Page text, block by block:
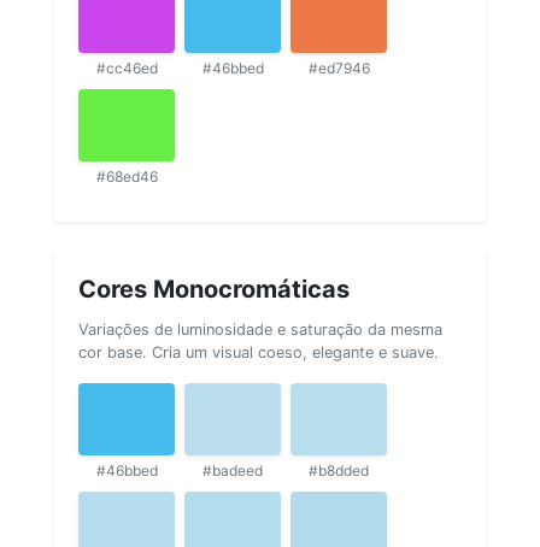
#cc46ed #46bbed #ed7946
#68ed46
Cores Monocromáticas
Variações de luminosidade e saturação da mesma
cor base. Cria um visual coeso, elegante e suave.
#46bbed #badeed #b8dded